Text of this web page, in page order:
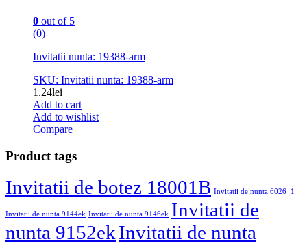
0 out of 5
(0)
Invitatii nunta: 19388-arm
SKU: Invitatii nunta: 19388-arm
1.24lei
Add to cart
Add to wishlist
Compare
Product tags
Invitatii de botez 18001B Invitatii de nunta 6026_1
Invitatii de nunta 9144ek Invitatii de nunta 9146ek Invitatii de
nunta 9152ekInvitatii de nunta